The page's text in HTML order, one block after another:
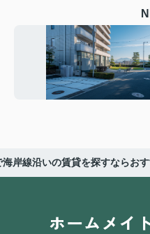
海岸線沿いの賃貸を探すならお